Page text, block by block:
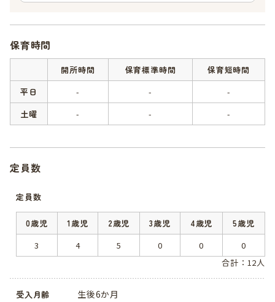
保育時間
開所時間 保育標準時間
保育短時間
平日
- -
-
土曜
- - -
定員数
定員数
0歳児 1歳児 2歳児 3歳児 4歳児
5歳児
3
4 5 0 0
0
合計：12人
受入月齢 生後6か月